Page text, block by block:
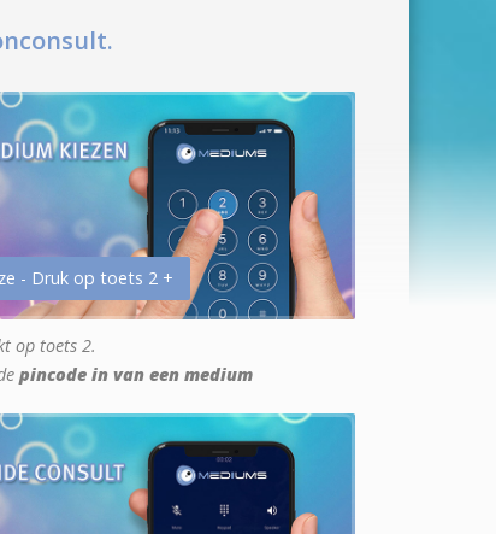
- Druk op toets 2 +
op toets 2.
pincode in van een medium